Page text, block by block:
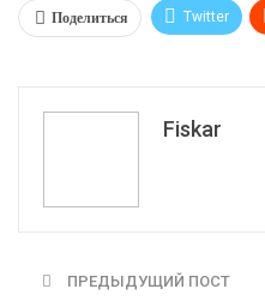
Поделиться Twitter
Fiskar
ПРЕДЫДУЩИЙ ПОСТ